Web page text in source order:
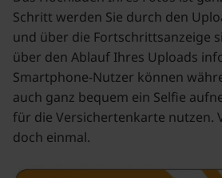
Schritt werden Sie durch den
und über die Fortschrittsanzeige
über den Ablauf Ihres Uploads
Smartphone-Nutzer können
auch ganz bequem ein Selfie
für die Versichertenkarte nutzen.
doch einmal.